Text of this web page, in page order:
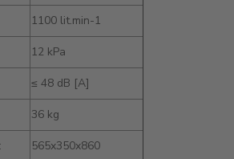
1100 lit.min-1
12 kPa
≤ 48 dB [A]
36 kg
565x350x860